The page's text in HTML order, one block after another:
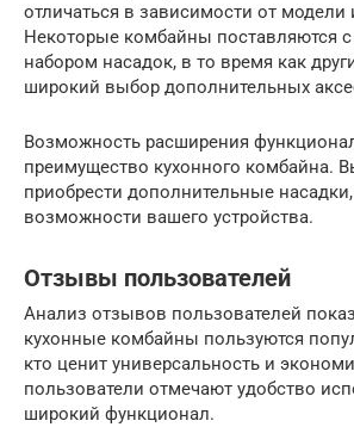
отличаться в зависимости от модели
Некоторые комбайны поставляются
набором насадок, в то время как
широкий выбор дополнительных
Возможность расширения
преимущество кухонного комбайна.
приобрести дополнительные
возможности вашего устройства.
Отзывы пользователей
Анализ отзывов пользователей
кухонные комбайны пользуются
кто ценит универсальность и
пользователи отмечают удобство
широкий функционал.